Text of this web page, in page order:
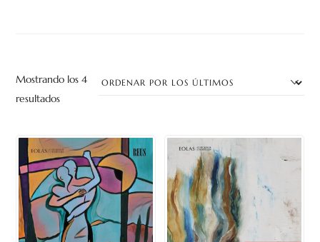
Mostrando los 4
resultadosOrdenado
los
últimos